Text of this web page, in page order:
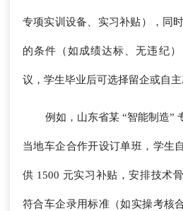
专项实训设备、实习补贴），同
的条件（如成绩达标、无违纪
议，学生毕业后可选择留企或自主
例如，山东省某 “智能制造”
当地车企合作开设订单班，学生
供 1500 元实习补贴，安排技术
符合车企录用标准（如实操考核